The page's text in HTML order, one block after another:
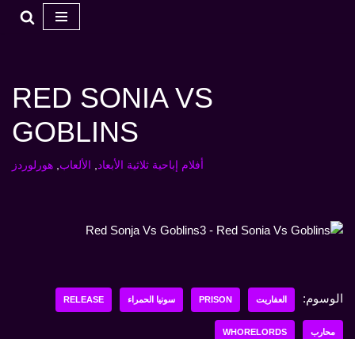
RED SONIA VS
GOBLINS
أفلام إباحية ثلاثية الأبعاد, الألعاب, هورلوردز
الوسوم: العفاريت PRISON سونيا الحمراء RELEASE
محارب WHORELORDS